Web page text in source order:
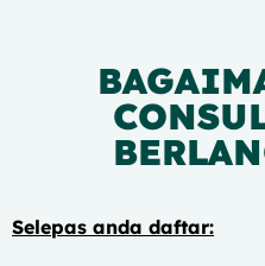
Selepas anda daftar: